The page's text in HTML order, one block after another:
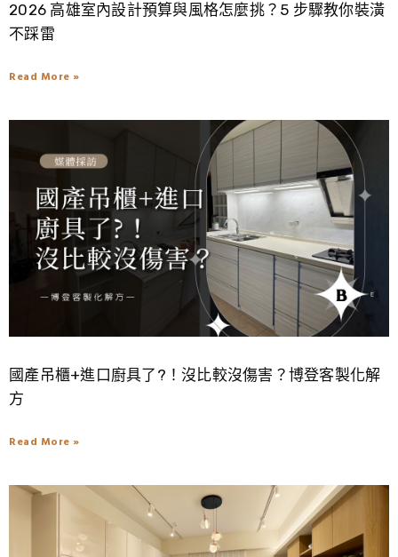
2026 高雄室內設計預算與風格怎麼挑？5 步驟教你裝潢
不踩雷
Read More »
國產吊櫃+進口廚具了?！沒比較沒傷害？博登客製化解
方
Read More »